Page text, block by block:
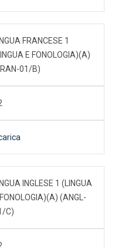
FRANCESE 1
E FONOLOGIA)(A)
01/B)
INGLESE 1 (LINGUA
(ANGL-
C)